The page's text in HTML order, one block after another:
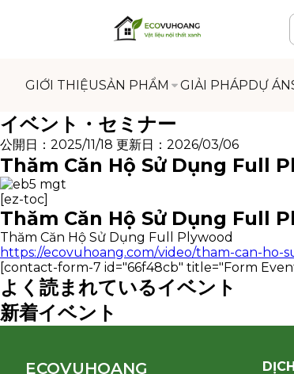
GIỚI THIỆUSẢN PHẨM GIẢI PHÁPDỰ ÁN
イベント・セミナー
公開日：2025/11/18 更新日：2026/03/06
Thăm Căn Hộ Sử Dụng Full
[ez-toc]
Thăm Căn Hộ Sử Dụng Full
Thăm Căn Hộ Sử Dụng Full Plywood
https://ecovuhoang.com/video/tham-can-
[contact-form-7 id="66f48cb" title="Form
よく読まれているイベント
新着イベント
ECOVUHOANG